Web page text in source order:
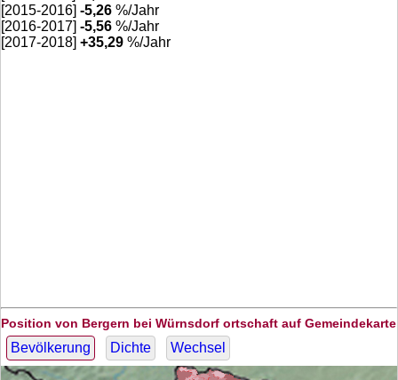
[2015-2016] -5,26 %/Jahr
[2016-2017] -5,56 %/Jahr
[2017-2018] +35,29 %/Jahr
Position von Bergern bei Würnsdorf ortschaft auf Gemeindekarte
Bevölkerung Dichte Wechsel